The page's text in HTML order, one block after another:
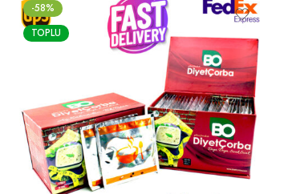
-58%
TOPLU